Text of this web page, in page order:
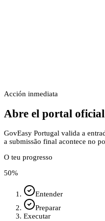
Acción inmediata
Abre el portal oficial
GovEasy Portugal valida a
a submissão final acontece no
O teu progresso
50%
Entender
Preparar
Executar